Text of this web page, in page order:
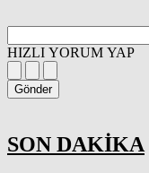
HIZLI YORUM YAP
Gönder
SON DAKİKA